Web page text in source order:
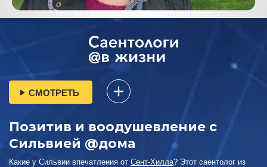
СМОТРЕТЬ
Позитив и воодушевление с
Сильвией @дома
Какие у Сильвии впечатления от Сент-Хилла? Этот саентолог из